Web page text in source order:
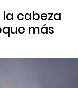
la cabeza
más